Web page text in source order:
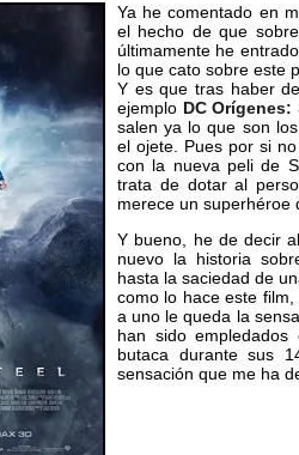
Ya he comentado en
el hecho de que
últimamente he
lo que cato sobre este
Y es que tras haber
ejemplo DC Orígenes:
salen ya lo que son
el ojete. Pues por si
con la nueva peli de
trata de dotar al
merece un
Y bueno, he de decir
nuevo la historia
hasta la saciedad de
como lo hace este
a uno le queda la
han sido
butaca durante sus
sensación que me ha